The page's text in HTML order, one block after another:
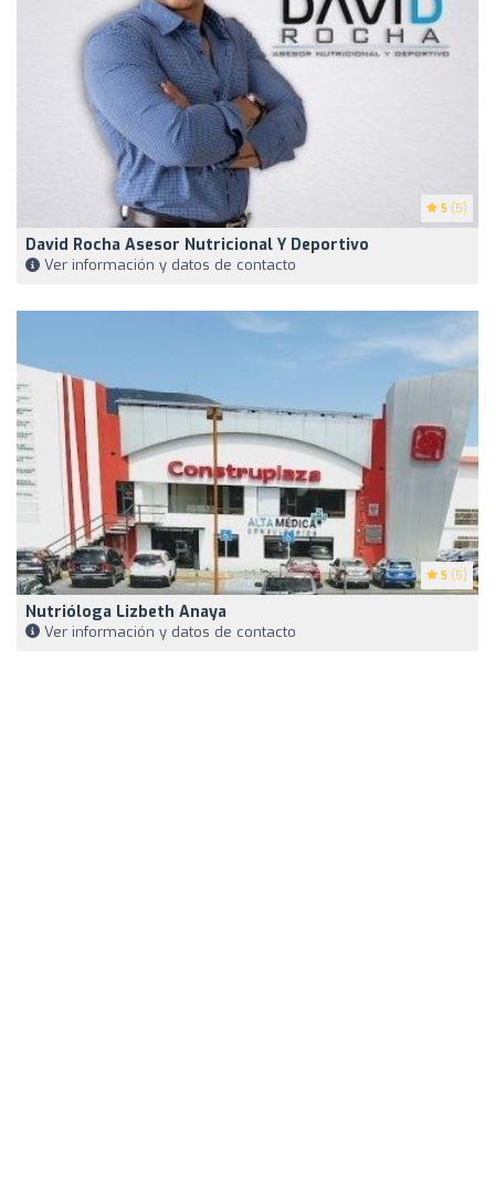
5 (5)
David Rocha Asesor Nutricional Y Deportivo
Ver información y datos de contacto
5 (5)
Nutrióloga Lizbeth Anaya
Ver información y datos de contacto